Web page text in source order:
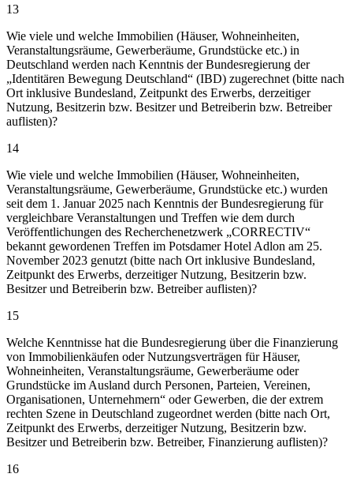
13
Wie viele und welche Immobilien (Häuser, Wohneinheiten,
Veranstaltungsräume, Gewerberäume, Grundstücke etc.) in
Deutschland werden nach Kenntnis der Bundesregierung der
„Identitären Bewegung Deutschland“ (IBD) zugerechnet (bitte nach
Ort inklusive Bundesland, Zeitpunkt des Erwerbs, derzeitiger
Nutzung, Besitzerin bzw. Besitzer und Betreiberin bzw. Betreiber
auflisten)?
14
Wie viele und welche Immobilien (Häuser, Wohneinheiten,
Veranstaltungsräume, Gewerberäume, Grundstücke etc.) wurden
seit dem 1. Januar 2025 nach Kenntnis der Bundesregierung für
vergleichbare Veranstaltungen und Treffen wie dem durch
Veröffentlichungen des Recherchenetzwerk „CORRECTIV“
bekannt gewordenen Treffen im Potsdamer Hotel Adlon am 25.
November 2023 genutzt (bitte nach Ort inklusive Bundesland,
Zeitpunkt des Erwerbs, derzeitiger Nutzung, Besitzerin bzw.
Besitzer und Betreiberin bzw. Betreiber auflisten)?
15
Welche Kenntnisse hat die Bundesregierung über die Finanzierung
von Immobilienkäufen oder Nutzungsverträgen für Häuser,
Wohneinheiten, Veranstaltungsräume, Gewerberäume oder
Grundstücke im Ausland durch Personen, Parteien, Vereinen,
Organisationen, Unternehmern“ oder Gewerben, die der extrem
rechten Szene in Deutschland zugeordnet werden (bitte nach Ort,
Zeitpunkt des Erwerbs, derzeitiger Nutzung, Besitzerin bzw.
Besitzer und Betreiberin bzw. Betreiber, Finanzierung auflisten)?
16